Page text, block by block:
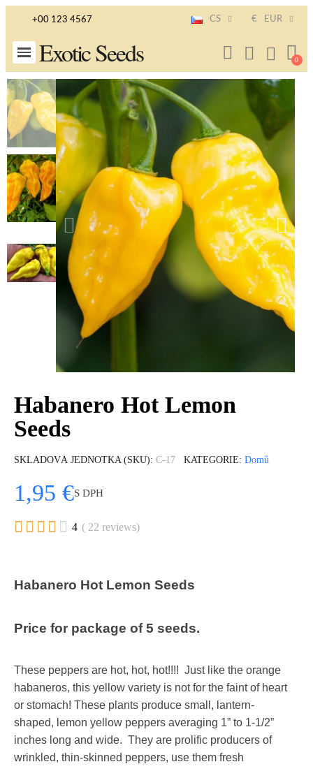
+00 123 4567 CS € EUR
Exotic Seeds
Habanero Hot Lemon
Seeds
SKLADOVÁ JEDNOTKA (SKU) C-17 KATEGORIE Domů
1,95 €S DPH
     4 ( 22 reviews)
Habanero Hot Lemon Seeds
Price for package of 5 seeds.
These peppers are hot, hot, hot!!!! Just like the orange
habaneros, this yellow variety is not for the faint of heart
or stomach! These plants produce small, lantern-
shaped, lemon yellow peppers averaging 1” to 1-1/2”
inches long and wide. They are prolific producers of
wrinkled, thin-skinned peppers, use them fresh